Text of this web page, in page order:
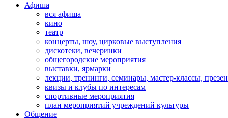
Афиша
вся афиша
кино
театр
концерты, шоу, цирковые выступления
дискотеки, вечеринки
общегородские мероприятия
выставки, ярмарки
лекции, тренинги, семинары, мастер-классы,
квизы и клубы по интересам
спортивные мероприятия
план мероприятий учреждений культуры
Общение